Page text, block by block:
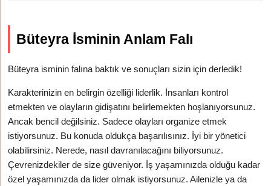
Büteyra İsminin Anlam Falı
Büteyra isminin falına baktık ve sonuçları sizin için derledik!
Karakterinizin en belirgin özelliği liderlik. İnsanları kontrol
etmekten ve olayların gidişatını belirlemekten hoşlanıyorsunuz.
Ancak bencil değilsiniz. Sadece olayları organize etmek
istiyorsunuz. Bu konuda oldukça başarılısınız. İyi bir yönetici
olabilirsiniz. Nerede, nasıl davranılacağını biliyorsunuz.
Çevrenizdekiler de size güveniyor. İş yaşamınızda olduğu kadar
özel yaşamınızda da lider olmak istiyorsunuz. Ailenizle ya da